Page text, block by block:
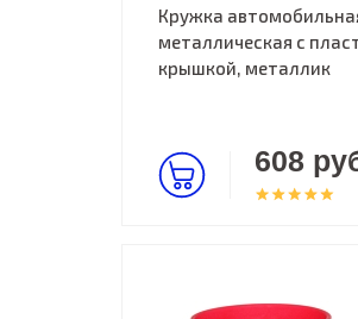
Кружка
металлическая с
крышкой, металлик
608